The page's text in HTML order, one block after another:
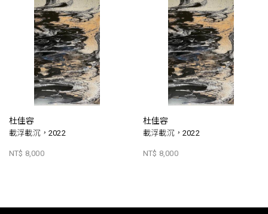
杜佳容
載浮載沉，2022
NT$ 8,000
杜佳容
載浮載沉，2022
NT$ 8,000